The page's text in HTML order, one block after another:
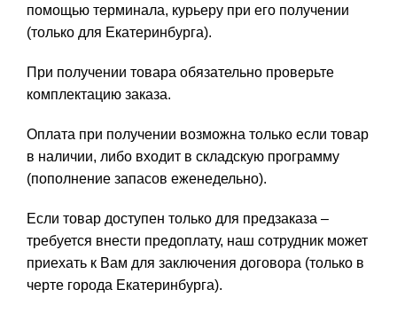
помощью терминала, курьеру при его получении
(только для Екатеринбурга).
При получении товара обязательно проверьте
комплектацию заказа.
Оплата при получении возможна только если товар
в наличии, либо входит в складскую программу
(пополнение запасов еженедельно).
Если товар доступен только для предзаказа –
требуется внести предоплату, наш сотрудник может
приехать к Вам для заключения договора (только в
черте города Екатеринбурга).